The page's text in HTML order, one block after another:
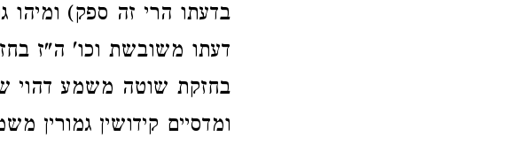
בדעתו הרי זה ספק)
דעתו משובשת וכו' ה"ז
בחזקת שוטה משמע דהוי
ומדסיים קידושין גמורין